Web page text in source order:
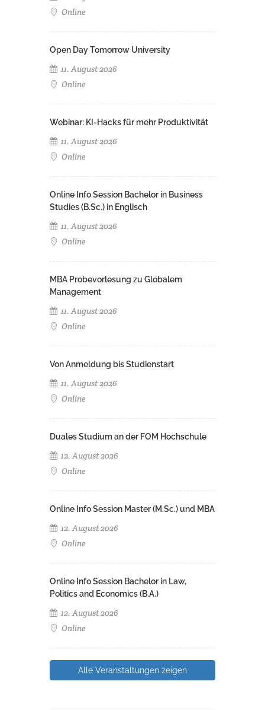
Online
Open Day Tomorrow University
11. August 2026
Online
Webinar: KI-Hacks für mehr Produktivität
11. August 2026
Online
Online Info Session Bachelor in Business
Studies (B.Sc.) in Englisch
11. August 2026
Online
MBA Probevorlesung zu Globalem
Management
11. August 2026
Online
Von Anmeldung bis Studienstart
11. August 2026
Online
Duales Studium an der FOM Hochschule
12. August 2026
Online
Online Info Session Master (M.Sc.) und MBA
12. August 2026
Online
Online Info Session Bachelor in Law,
Politics and Economics (B.A.)
12. August 2026
Online
Alle Veranstaltungen zeigen